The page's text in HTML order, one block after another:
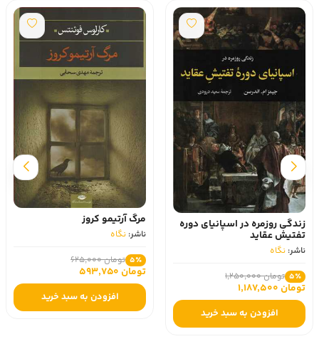
زندگی روزمره در اسپانیای دوره
تفتیش عقاید
ناشر: نگاه
5٪ تومان 1,250,000
تومان 1,187,500
افزودن به سبد خرید
مرگ آرتیمو کروز
ناشر: نگاه
5٪ تومان 625,000
تومان 593,750
افزودن به سبد خرید